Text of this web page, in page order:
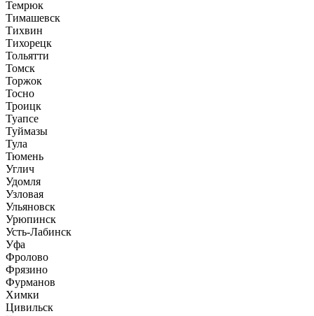
Темрюк
Тимашевск
Тихвин
Тихорецк
Тольятти
Томск
Торжок
Тосно
Троицк
Туапсе
Туймазы
Тула
Тюмень
Углич
Удомля
Узловая
Ульяновск
Урюпинск
Усть-Лабинск
Уфа
Фролово
Фрязино
Фурманов
Химки
Цивильск